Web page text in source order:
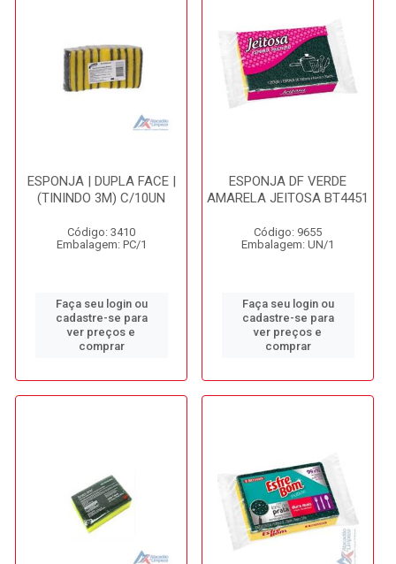
ESPONJA | DUPLA FACE |
(TININDO 3M) C/10UN
Código: 3410
Embalagem: PC/1
Faça seu login ou
cadastre-se para
ver preços e
comprar
ESPONJA DF VERDE
AMARELA JEITOSA BT4451
Código: 9655
Embalagem: UN/1
Faça seu login ou
cadastre-se para
ver preços e
comprar